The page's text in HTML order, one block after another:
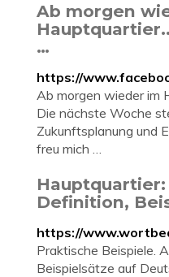
Ab morgen
…
https://
Ab morgen wieder im
Die nächste Woche
Zukunftsplanung und
freu mich …
Definition,
https://
Praktische Beispiele.
Beispielsätze auf